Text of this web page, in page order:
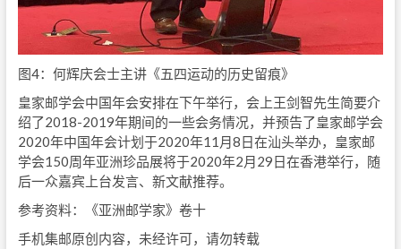
图4：何辉庆会士主讲《五四运动的历史留痕》
皇家邮学会中国年会安排在下午举行，会上王剑智先生简要介
绍了2018-2019年期间的一些会务情况，并预告了皇家邮学会
2020年中国年会计划于2020年11月8日在汕头举办，皇家邮
学会150周年亚洲珍品展将于2020年2月29日在香港举行，随
后一众嘉宾上台发言、新文献推荐。
参考资料：《亚洲邮学家》卷十
手机集邮原创内容，未经许可，请勿转载